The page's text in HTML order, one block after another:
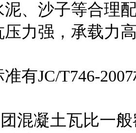
泥、沙子等合理
压力强，承载力
有JC/T746-
混凝土瓦比一